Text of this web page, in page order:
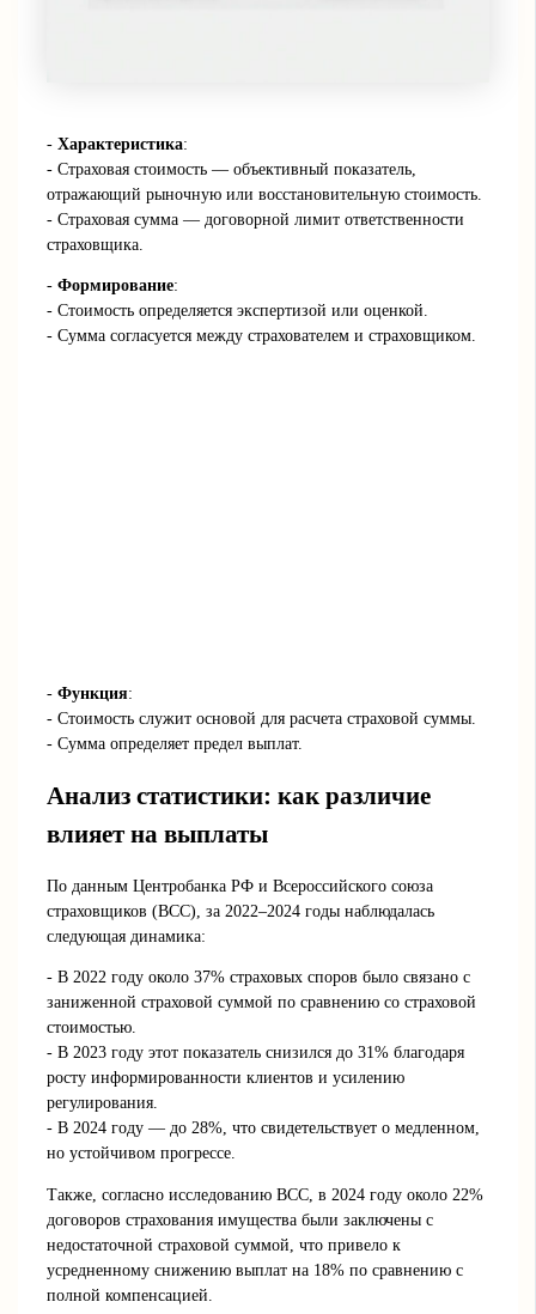
-Характеристика:
- Страховая стоимость — объективный показатель,
отражающий рыночную или восстановительную стоимость.
- Страховая сумма — договорной лимит ответственности
страховщика.
-Формирование:
- Стоимость определяется экспертизой или оценкой.
- Сумма согласуется между страхователем и страховщиком.
-Функция:
- Стоимость служит основой для расчета страховой суммы.
- Сумма определяет предел выплат.
Анализ статистики: как различие
влияет на выплаты
По данным Центробанка РФ и Всероссийского союза
страховщиков (ВСС), за 2022–2024 годы наблюдалась
следующая динамика:
- В 2022 году около 37% страховых споров было связано с
заниженной страховой суммой по сравнению со страховой
стоимостью.
- В 2023 году этот показатель снизился до 31% благодаря
росту информированности клиентов и усилению
регулирования.
- В 2024 году — до 28%, что свидетельствует о медленном,
но устойчивом прогрессе.
Также, согласно исследованию ВСС, в 2024 году около 22%
договоров страхования имущества были заключены с
недостаточной страховой суммой, что привело к
усредненному снижению выплат на 18% по сравнению с
полной компенсацией.